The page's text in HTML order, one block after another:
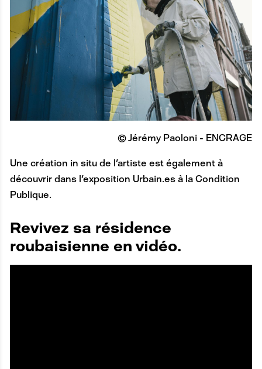
© Jérémy Paoloni - ENCRAGE
Une création in situ de l'artiste est également à
découvrir dans l'exposition Urbain.es à la Condition
Publique.
A
N
C
Revivez sa résidence
roubaisienne en vidéo.